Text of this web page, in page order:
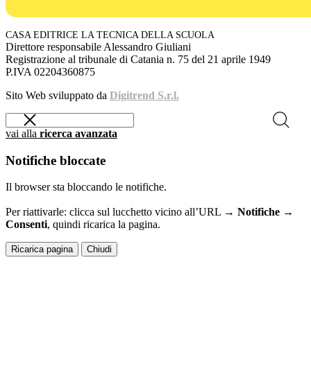
CASA EDITRICE LA TECNICA DELLA SCUOLA
Direttore responsabile Alessandro Giuliani
Registrazione al tribunale di Catania n. 75 del 21 aprile 1949
P.IVA 02204360875
Sito Web sviluppato da Digitrend S.r.l.
vai alla ricerca avanzata
Notifiche bloccate
Il browser sta bloccando le notifiche.
Per riattivarle: clicca sul lucchetto vicino all’URL → Notifiche →
Consenti, quindi ricarica la pagina.
Ricarica pagina Chiudi